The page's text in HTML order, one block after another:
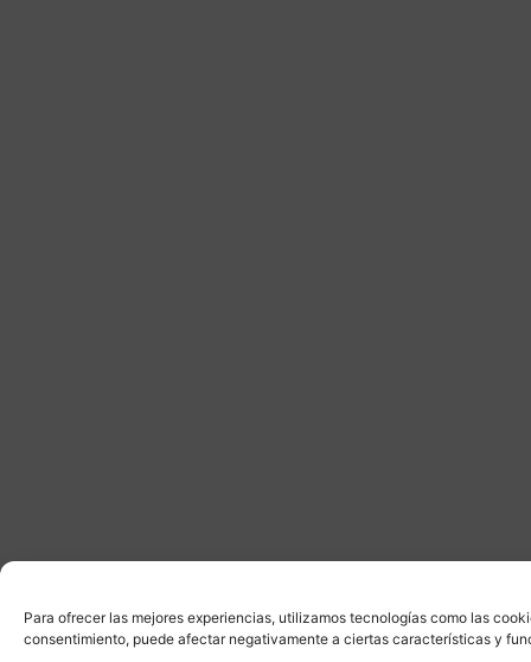
Para ofrecer las mejores experiencias, utilizamos tecnologías como las
consentimiento, puede afectar negativamente a ciertas características y